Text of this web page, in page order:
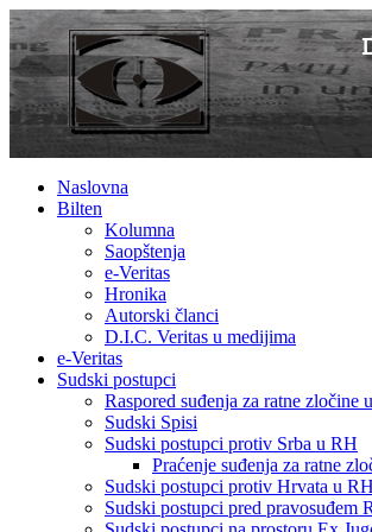
Naslovna
Bilten
Kolumna
Saopštenja
e-Veritas
Hronika
Autorski članci
D.I.C. Veritas u medijima
e-Veritas
Sudski postupci
Raspored suđenja za ratne zločine
Sudski Spisi
Sudski postupci protiv Srba u RH
Praćenje suđenja za ratne
Sudski postupci protiv Hrvata u RH
Sudski postupci pred pravosuđem